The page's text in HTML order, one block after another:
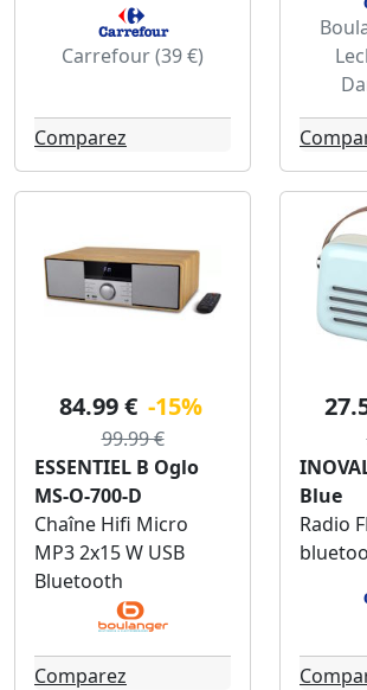
Carrefour (39 €)
Comparez
84.99 € -15%
99.99 €
ESSENTIEL B Oglo
MS-O-700-D
Chaîne Hifi Micro
MP3 2x15 W USB
Bluetooth
Comparez
Blue
Radio